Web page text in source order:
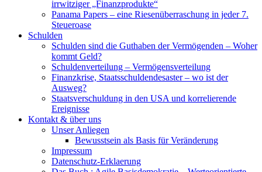
irrwitziger „Finanzprodukte“
Panama Papers – eine Riesenüberraschung in jeder 7.
Steueroase
Schulden
Schulden sind die Guthaben der Vermögenden – Woher
kommt Geld?
Schuldenverteilung – Vermögensverteilung
Finanzkrise, Staatsschuldendesaster – wo ist der
Ausweg?
Staatsverschuldung in den USA und korrelierende
Ereignisse
Kontakt & über uns
Unser Anliegen
Bewusstsein als Basis für Veränderung
Impressum
Datenschutz-Erklaerung